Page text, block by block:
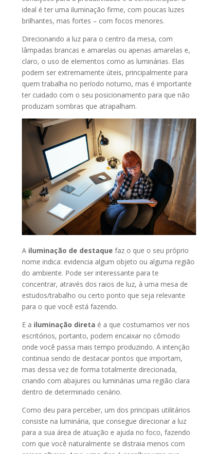
ideal é ter uma iluminação firme, com poucas luzes
brilhantes, mas fortes – com focos menores.
Direcionando a luz para o centro da mesa, com
lâmpadas brancas e amarelas ou apenas amarelas e,
claro, o uso de elementos como as luminárias. Elas
podem ser extremamente úteis, principalmente para
quem trabalha no período noturno, mas é importante
ter cuidado com o seu posicionamento para que não
produzam sombras que atrapalham.
Ailuminação de destaque faz o que o seu próprio
nome indica: evidencia algum objeto ou alguma região
do ambiente. Pode ser interessante para te
concentrar, através dos raios de luz, à uma mesa de
estudos/trabalho ou certo ponto que seja relevante
para o que você está fazendo.
E a iluminação direta é a que costumamos ver nos
escritórios, portanto, podem encaixar no cômodo
onde você passa mais tempo produzindo. A intenção
continua sendo de destacar pontos que importam,
mas dessa vez de forma totalmente direcionada,
criando com abajures ou luminárias uma região clara
dentro de determinado cenário.
Como deu para perceber, um dos principais utilitários
consiste na luminária, que consegue direcionar a luz
para a sua área de atuação e ajuda no foco, fazendo
com que você naturalmente se distraia menos com